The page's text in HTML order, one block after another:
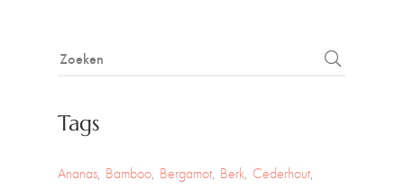
Tags
Ananas Bamboo Bergamot Berk Cederhout